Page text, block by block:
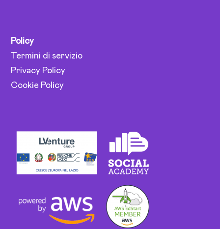
Policy
Termini di servizio
Privacy Policy
Cookie Policy